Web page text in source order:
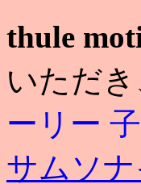
thule
いただ
ーリー
サムソ